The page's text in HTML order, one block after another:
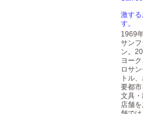
激する
す。
1969
サン
ン。
ヨーク
ロサ
トル
要都市
文具
店舗